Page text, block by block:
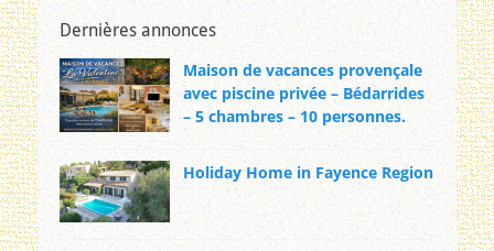
Dernières annonces
Maison de vacances provençale
avec piscine privée – Bédarrides
– 5 chambres – 10 personnes.
Holiday Home in Fayence Region